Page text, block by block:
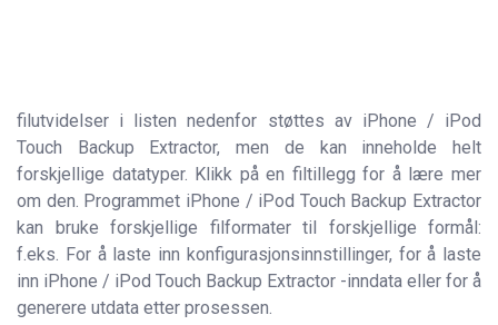
filutvidelser i listen nedenfor støttes av iPhone / iPod
Touch Backup Extractor, men de kan inneholde helt
forskjellige datatyper. Klikk på en filtillegg for å lære mer
om den. Programmet iPhone / iPod Touch Backup Extractor
kan bruke forskjellige filformater til forskjellige formål:
f.eks. For å laste inn konfigurasjonsinnstillinger, for å laste
inn iPhone / iPod Touch Backup Extractor -inndata eller for å
generere utdata etter prosessen.